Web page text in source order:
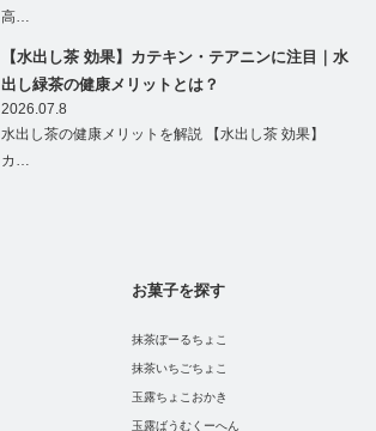
高…
【水出し茶 効果】カテキン・テアニンに注目｜水
出し緑茶の健康メリットとは？
2026.07.8
水出し茶の健康メリットを解説 【水出し茶 効果】
カ…
お菓子を探す
抹茶ぼーるちょこ
抹茶いちごちょこ
玉露ちょこおかき
玉露ばうむくーへん